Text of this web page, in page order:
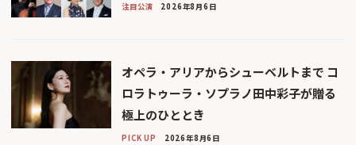
注目公演 2026年8月6日
オペラ・アリアからシューベルトまで コ
ロラトゥーラ・ソプラノ田中彩子が贈る
極上のひととき
PICK UP 2026年8月6日